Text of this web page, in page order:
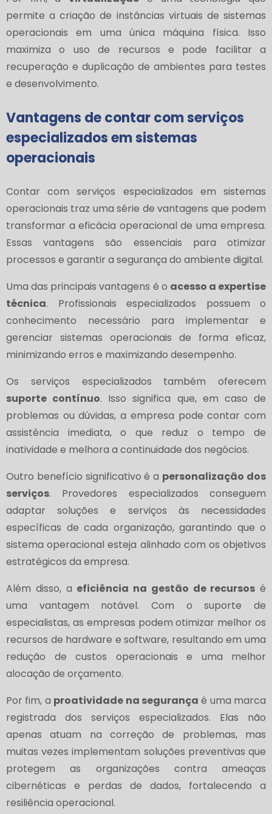
permite a criação de instâncias virtuais de sistemas
operacionais em uma única máquina física. Isso
maximiza o uso de recursos e pode facilitar a
recuperação e duplicação de ambientes para testes
e desenvolvimento.
Vantagens de contar com serviços
especializados em sistemas
operacionais
Contar com serviços especializados em sistemas
operacionais traz uma série de vantagens que podem
transformar a eficácia operacional de uma empresa.
Essas vantagens são essenciais para otimizar
processos e garantir a segurança do ambiente digital.
Uma das principais vantagens é o acesso a expertise
técnica. Profissionais especializados possuem o
conhecimento necessário para implementar e
gerenciar sistemas operacionais de forma eficaz,
minimizando erros e maximizando desempenho.
Os serviços especializados também oferecem
suporte contínuo. Isso significa que, em caso de
problemas ou dúvidas, a empresa pode contar com
assistência imediata, o que reduz o tempo de
inatividade e melhora a continuidade dos negócios.
Outro benefício significativo é a personalização dos
serviços. Provedores especializados conseguem
adaptar soluções e serviços às necessidades
específicas de cada organização, garantindo que o
sistema operacional esteja alinhado com os objetivos
estratégicos da empresa.
Além disso, a eficiência na gestão de recursos é
uma vantagem notável. Com o suporte de
especialistas, as empresas podem otimizar melhor os
recursos de hardware e software, resultando em uma
redução de custos operacionais e uma melhor
alocação de orçamento.
Por fim, a proatividade na segurança é uma marca
registrada dos serviços especializados. Elas não
apenas atuam na correção de problemas, mas
muitas vezes implementam soluções preventivas que
protegem as organizações contra ameaças
cibernéticas e perdas de dados, fortalecendo a
resiliência operacional.